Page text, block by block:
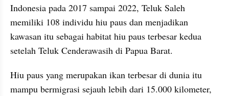
Indonesia pada 2017 sampai 2022, Teluk Saleh
memiliki 108 individu hiu paus dan menjadikan
kawasan itu sebagai habitat hiu paus terbesar kedua
setelah Teluk Cenderawasih di Papua Barat.
Hiu paus yang merupakan ikan terbesar di dunia itu
mampu bermigrasi sejauh lebih dari 15.000 kilometer,